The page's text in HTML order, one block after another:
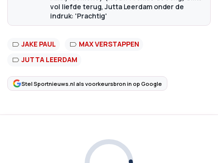
vol liefde terug, Jutta Leerdam onder de
indruk: 'Prachtig'
JAKE PAUL
MAX VERSTAPPEN
JUTTA LEERDAM
Stel Sportnieuws.nl als voorkeursbron in op Google